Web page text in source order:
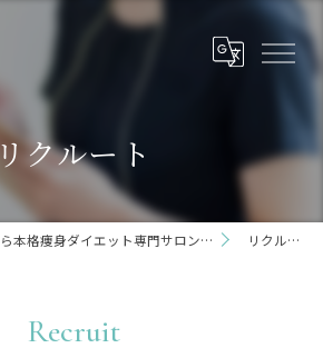
リクルート
みよし市のエステなら本格痩身ダイエット専門サロン輝 らいと 三好店 リクルート
Recruit